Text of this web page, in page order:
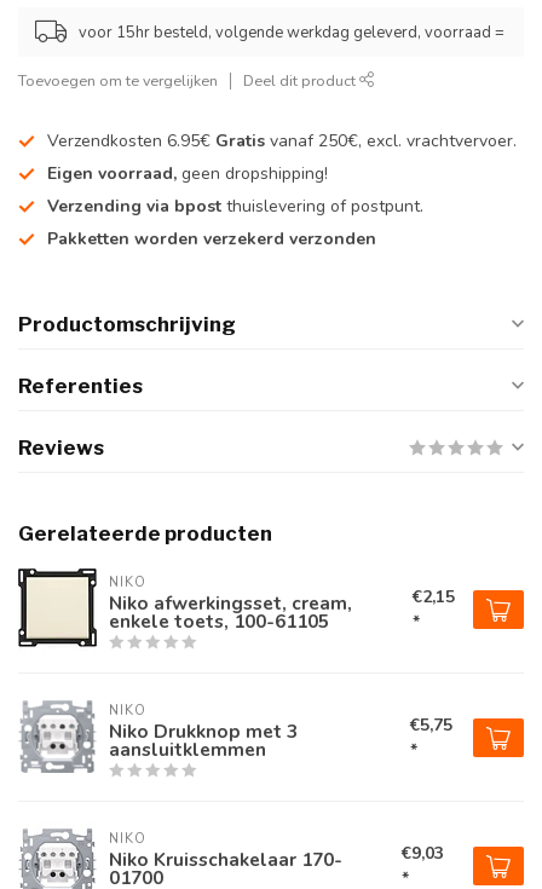
voor 15hr besteld, volgende werkdag geleverd, voorraad =
Toevoegen om te vergelijken Deel dit product
Verzendkosten 6.95€ Gratis vanaf 250€, excl. vrachtvervoer.
Eigen voorraad, geen dropshipping!
Verzending via bpost thuislevering of postpunt.
Pakketten worden verzekerd verzonden
Productomschrijving
Referenties
Reviews
Gerelateerde producten
NIKO
Niko afwerkingsset, cream,
enkele toets, 100-61105
€2,15
*
NIKO
Niko Drukknop met 3
aansluitklemmen
€5,75
*
NIKO
Niko Kruisschakelaar 170-
01700
€9,03
*